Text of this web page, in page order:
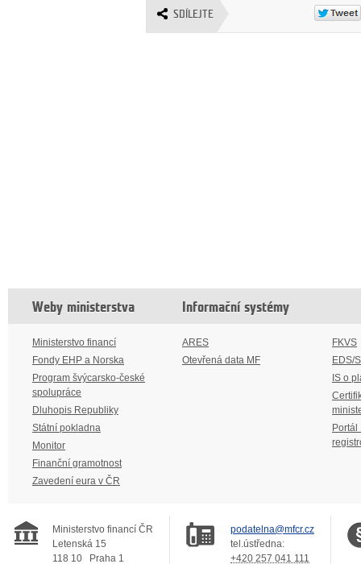
SDÍLEJTE
Weby ministerstva
Ministerstvo financí
Fondy EHP a Norska
Program švýcarsko-české
spolupráce
Dluhopis Republiky
Státní pokladna
Monitor
Finanční gramotnost
Zavedení eura v ČR
Informační systémy
ARES
Otevřená data MF
FKVS
EDS/
IS o
Portál
Ministerstvo financí ČR
Letenská 15
118 10
Praha 1
podatelna@mfcr.cz
tel.ústředna:
+420 257 041 111